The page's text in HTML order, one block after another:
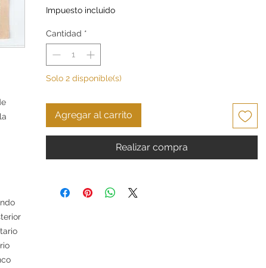
Impuesto incluido
Cantidad *
Solo 2 disponible(s)
Agregar al carrito
Realizar compra